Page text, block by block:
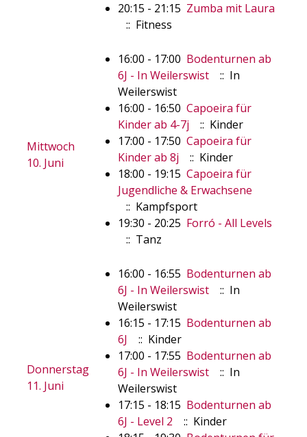
20:15 - 21:15 Zumba mit Laura
:: Fitness
Mittwoch
10. Juni
16:00 - 17:00 Bodenturnen ab
6J - In Weilerswist
:: In
Weilerswist
16:00 - 16:50 Capoeira für
Kinder ab 4-7j
:: Kinder
17:00 - 17:50 Capoeira für
Kinder ab 8j
:: Kinder
18:00 - 19:15 Capoeira für
Jugendliche & Erwachsene
:: Kampfsport
19:30 - 20:25 Forró - All Levels
:: Tanz
Donnerstag
11. Juni
16:00 - 16:55 Bodenturnen ab
6J - In Weilerswist
:: In
Weilerswist
16:15 - 17:15 Bodenturnen ab
6J
:: Kinder
17:00 - 17:55 Bodenturnen ab
6J - In Weilerswist
:: In
Weilerswist
17:15 - 18:15 Bodenturnen ab
6J - Level 2
:: Kinder